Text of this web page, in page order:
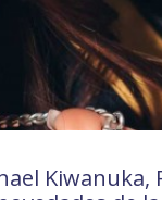
Kiwanuka,